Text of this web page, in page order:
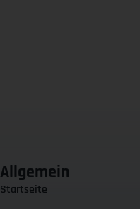
Allgemein
Startseite